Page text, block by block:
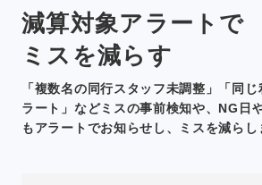
減算対象アラートで
ミスを減らす
「複数名の同行スタッフ未調整」「同
ラート」などミスの事前検知や、NG日
もアラートでお知らせし、ミスを減らし